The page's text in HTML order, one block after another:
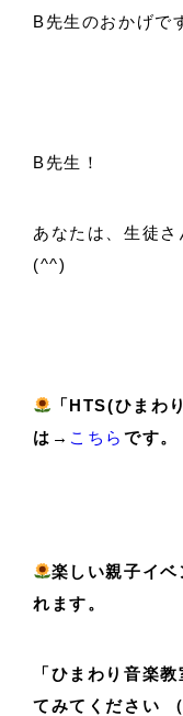
B先生のおかげで
B先生！
あなたは、生徒
(^^)
「HTS(ひまわ
は→ こちらです。
楽しい親子イ
れます。
「ひまわり音楽
てみてください